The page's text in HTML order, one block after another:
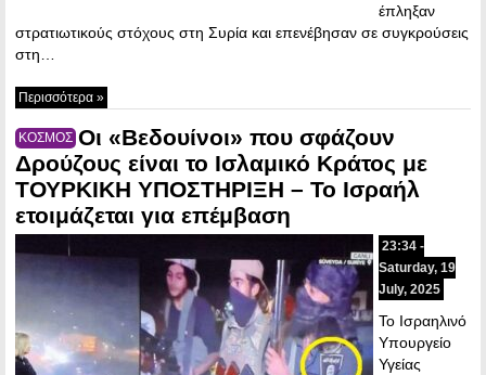
έπληξαν
στρατιωτικούς στόχους στη Συρία και επενέβησαν σε συγκρούσεις
στη…
Περισσότερα »
ΚΟΣΜΟΣ Οι «Βεδουίνοι» που σφάζουν
Δρούζους είναι το Ισλαμικό Κράτος με
ΤΟΥΡΚΙΚΗ ΥΠΟΣΤΗΡΙΞΗ – Το Ισραήλ
ετοιμάζεται για επέμβαση
23:34 -
Saturday, 19
July, 2025
Το Ισραηλινό
Υπουργείο
Υγείας